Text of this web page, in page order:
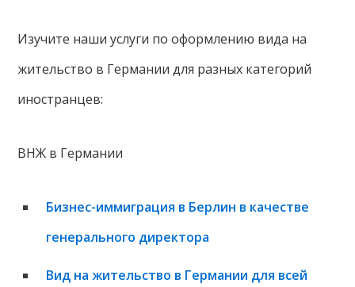
Изучите наши услуги по оформлению вида на
жительство в Германии для разных категорий
иностранцев:
ВНЖ в Германии
Бизнес-иммиграция в Берлин в качестве
генерального директора
Вид на жительство в Германии для всей